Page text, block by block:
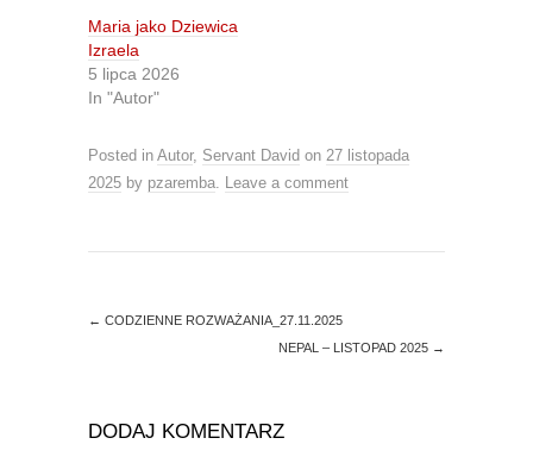
(
O
p
e
n
n
w
d
o
k
n
e
n
)
Maria jako Dziewica
Izraela
5 lipca 2026
In "Autor"
Posted in Autor, Servant David on 27 listopada
2025 by pzaremba. Leave a comment
← CODZIENNE ROZWAŻANIA_27.11.2025
NEPAL – LISTOPAD 2025 →
DODAJ KOMENTARZ